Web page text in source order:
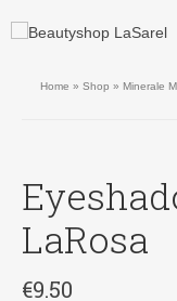
Home » Shop » Minerale
LaRosa
€9.50